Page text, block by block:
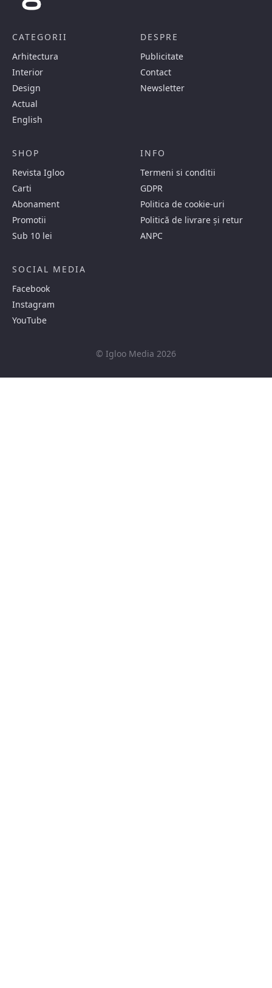
CATEGORII
Arhitectura
Interior
Design
Actual
English
DESPRE
Publicitate
Contact
Newsletter
SHOP
Revista Igloo
Carti
Abonament
Promotii
Sub 10 lei
INFO
Termeni si conditii
GDPR
Politica de cookie-uri
Politică de livrare și retur
ANPC
SOCIAL MEDIA
Facebook
Instagram
YouTube
© Igloo Media 2026